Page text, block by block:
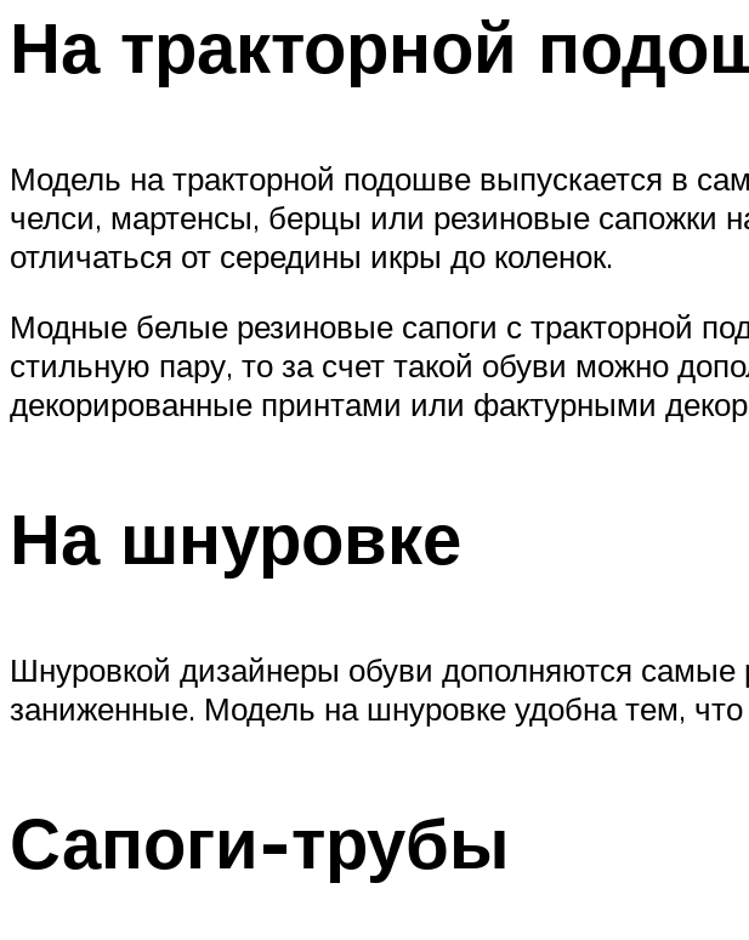
На тракторной
Модель на тракторной подошве выпускается в
челси, мартенсы, берцы или резиновые сапожки
отличаться от середины икры до коленок.
Модные белые резиновые сапоги с тракторной
стильную пару, то за счет такой обуви можно
декорированные принтами или фактурными
На шнуровке
Шнуровкой дизайнеры обуви дополняются
заниженные. Модель на шнуровке удобна тем,
Сапоги-трубы